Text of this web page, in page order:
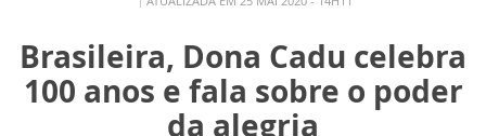
Brasileira, Dona Cadu celebra
100 anos e fala sobre o poder
da alegria